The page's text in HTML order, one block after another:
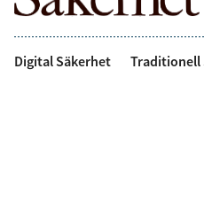
Digital Säkerhet Traditionell